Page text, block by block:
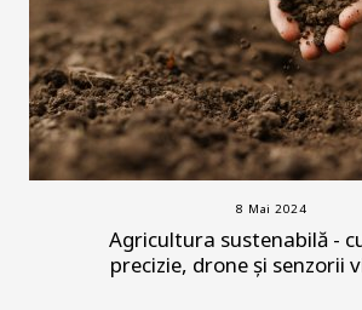
8 Mai 2024
Agricultura sustenabilă -
precizie, drone și senzorii